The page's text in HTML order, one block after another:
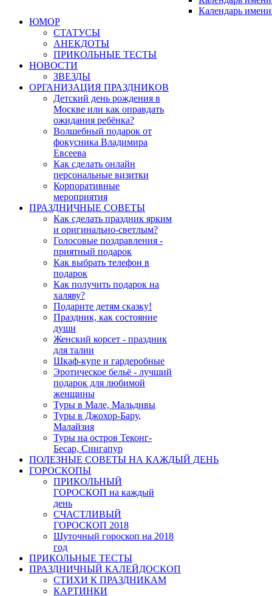
Календарь
ЮМОР
СТАТУСЫ
АНЕКДОТЫ
ПРИКОЛЬНЫЕ ТЕСТЫ
НОВОСТИ
ЗВЕЗДЫ
ОРГАНИЗАЦИЯ ПРАЗДНИКОВ
Детский день рождения в
Москве или как оправдать
ожидания ребёнка?
Волшебный подарок от
фокусника Владимира
Евсеева
Как сделать онлайн
персональные визитки
Корпоративные
мероприятия
ПРАЗДНИЧНЫЕ СОВЕТЫ
Как сделать праздник ярким
и оригинально-светлым?
Голосовые поздравления -
приятный подарок
Как выбрать телефон в
подарок
Как получить подарок на
халяву?
Подарите детям сказку!
Праздник, как состояние
души
Женский корсет - праздник
для талии
Шкаф-купе и гардеробные
Эротическое бельё - лучший
подарок для любимой
женщины
Туры в Мале, Мальдивы
Туры в Джохор-Бару,
Малайзия
Туры на остров Теконг-
Бесар, Сингапур
ПОЛЕЗНЫЕ СОВЕТЫ НА КАЖДЫЙ ДЕНЬ
ГОРОСКОПЫ
ПРИКОЛЬНЫЙ
ГОРОСКОП на каждый
день
СЧАСТЛИВЫЙ
ГОРОСКОП 2018
Шуточный гороскоп на 2018
год
ПРИКОЛЬНЫЕ ТЕСТЫ
ПРАЗДНИЧНЫЙ КАЛЕЙДОСКОП
СТИХИ К ПРАЗДНИКАМ
КАРТИНКИ